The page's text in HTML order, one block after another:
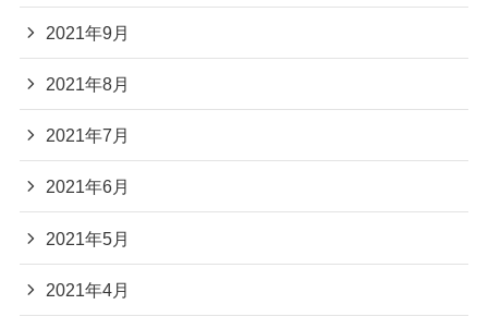
2021年9月
2021年8月
2021年7月
2021年6月
2021年5月
2021年4月